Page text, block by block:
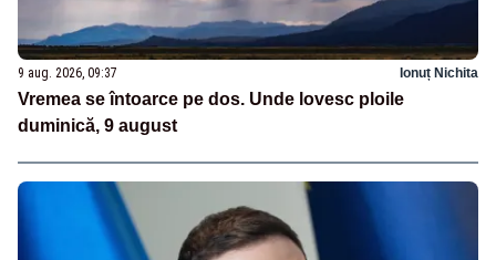
9 aug. 2026, 09:37 Ionuț Nichita
Vremea se întoarce pe dos. Unde lovesc ploile
duminică, 9 august